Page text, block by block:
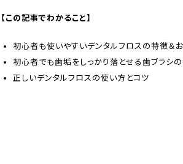
【この記事でわかること】
初心者も使いやすいデンタルフロスの特徴＆
初心者でも歯垢をしっかり落とせる歯ブラシ
正しいデンタルフロスの使い方とコツ